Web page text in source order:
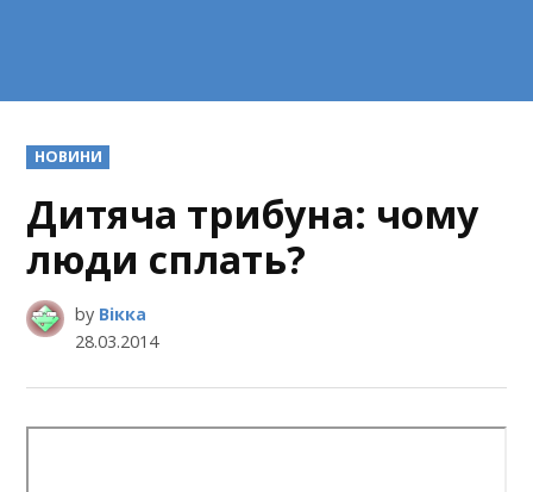
POSTED
IN
НОВИНИ
Дитяча трибуна: чому
люди сплать?
by Вікка
28.03.2014